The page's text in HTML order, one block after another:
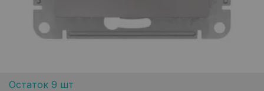
Остаток 9 шт